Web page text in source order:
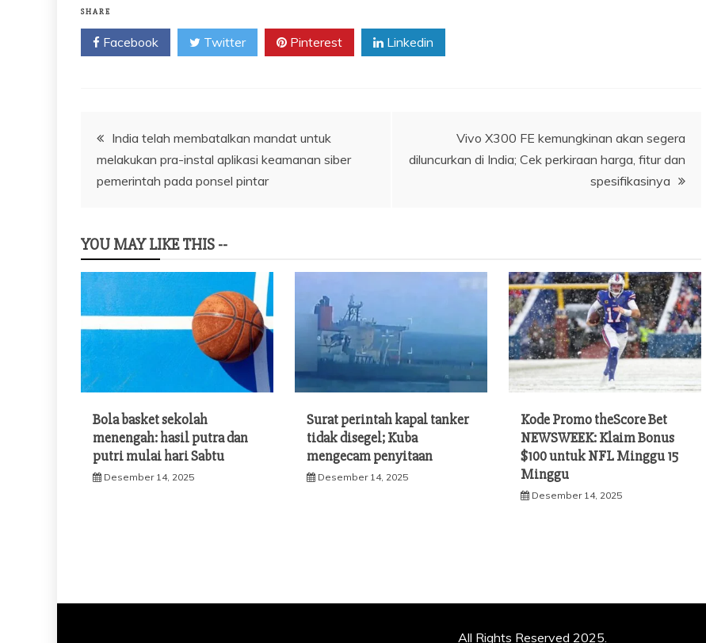
SHARE
Facebook Twitter Pinterest Linkedin
Navigasi
pos
India telah membatalkan mandat untuk
melakukan pra-instal aplikasi keamanan siber
pemerintah pada ponsel pintar
Vivo X300 FE kemungkinan akan segera
diluncurkan di India; Cek perkiraan harga, fitur dan
spesifikasinya
YOU MAY LIKE THIS --
Bola basket sekolah
menengah: hasil putra dan
putri mulai hari Sabtu
Desember 14, 2025
Surat perintah kapal tanker
tidak disegel; Kuba
mengecam penyitaan
Desember 14, 2025
Kode Promo theScore Bet
NEWSWEEK: Klaim Bonus
$100 untuk NFL Minggu 15
Minggu
Desember 14, 2025
All Rights Reserved 2025.